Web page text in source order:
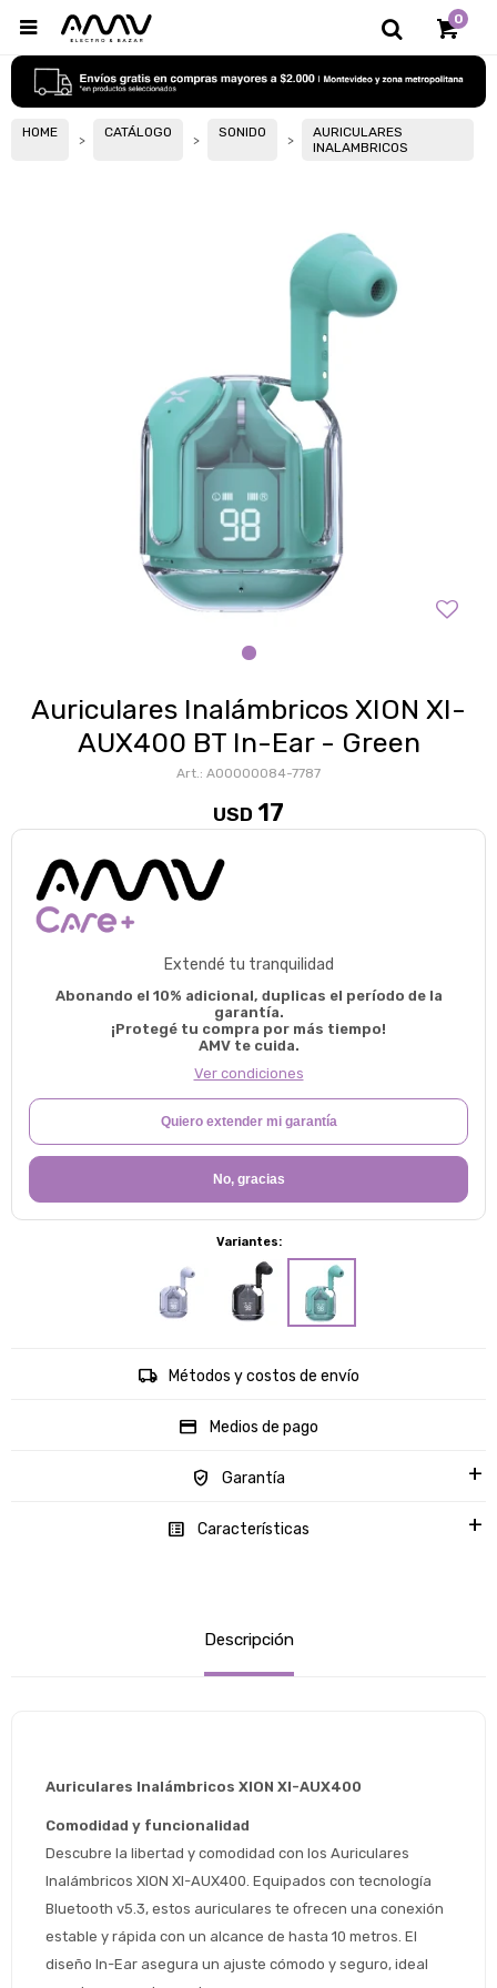
0

HOME CATÁLOGO SONIDO
AURICULARES
INALAMBRICOS
Auriculares Inalámbricos XION XI-
AUX400 BT In-Ear - Green
A00000084-7787
USD 17
Extendé tu tranquilidad
Abonando el 10% adicional, duplicas el período de la
garantía.
¡Protegé tu compra por más tiempo!
AMV te cuida.
Ver condiciones
Quiero extender mi garantía
No, gracias
Variantes:
Métodos y costos de envío
Medios de pago
Garantía
Características
Descripción
Auriculares Inalámbricos XION XI-AUX400
Comodidad y funcionalidad
Descubre la libertad y comodidad con los Auriculares
Inalámbricos XION XI-AUX400. Equipados con tecnología
Bluetooth v5.3, estos auriculares te ofrecen una conexión
estable y rápida con un alcance de hasta 10 metros. El
diseño In-Ear asegura un ajuste cómodo y seguro, ideal